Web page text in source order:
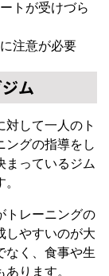
トが受けづら
注意が必要
ム
して一人のト
ングの指導をし
まっているジム
トレーニングの
しやすいのが大
なく、食事や生
ります。